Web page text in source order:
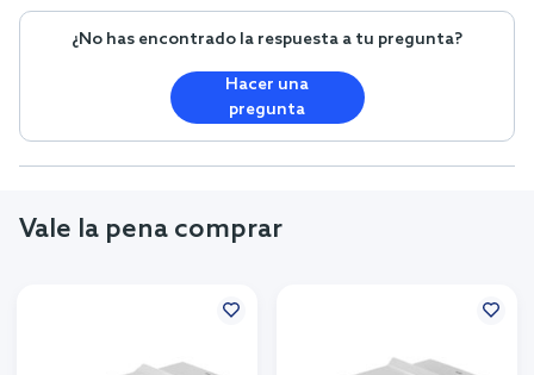
¿No has encontrado la respuesta a tu pregunta?
Hacer una
pregunta
Vale la pena comprar